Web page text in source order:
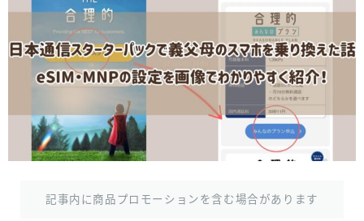
お得情報
ブログ×仕事
プライバシーポリシー
記事内に商品プロモーションを含む場合があります